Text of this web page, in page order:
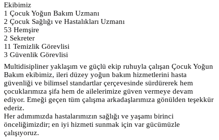
Ekibimiz
1 Çocuk Yoğun Bakım Uzmanı
2 Çocuk Sağlığı ve Hastalıkları Uzmanı
53 Hemşire
2 Sekreter
11 Temizlik Görevlisi
3 Güvenlik Görevlisi
Multidisipliner yaklaşım ve güçlü ekip ruhuyla çalışan Çocuk Yoğun
Bakım ekibimiz, ileri düzey yoğun bakım hizmetlerini hasta
güvenliği ve bilimsel standartlar çerçevesinde sürdürerek hem
çocuklarımıza şifa hem de ailelerimize güven vermeye devam
ediyor. Emeği geçen tüm çalışma arkadaşlarımıza gönülden teşekkür
ederiz.
Her adımımızda hastalarımızın sağlığı ve yaşamı birinci
önceliğimizdir; en iyi hizmeti sunmak için var gücümüzle
çalışıyoruz.